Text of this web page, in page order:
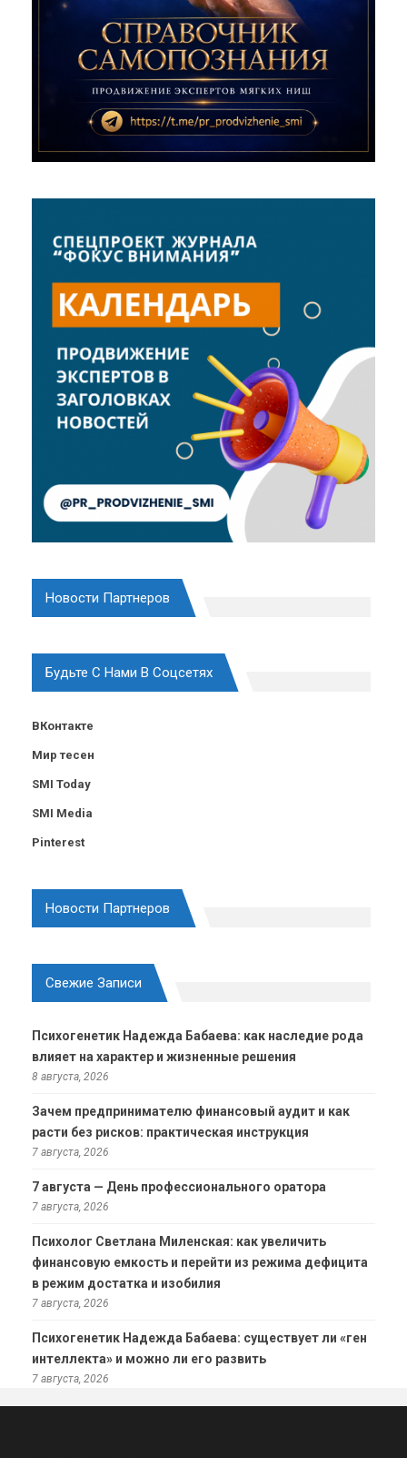
Новости Партнеров
Будьте С Нами В Соцсетях
ВКонтакте
Мир тесен
SMI Today
SMI Media
Pinterest
Новости Партнеров
Свежие Записи
Психогенетик Надежда Бабаева: как наследие рода
влияет на характер и жизненные решения
8 августа, 2026
Зачем предпринимателю финансовый аудит и как
расти без рисков: практическая инструкция
7 августа, 2026
7 августа — День профессионального оратора
7 августа, 2026
Психолог Светлана Миленская: как увеличить
финансовую емкость и перейти из режима дефицита
в режим достатка и изобилия
7 августа, 2026
Психогенетик Надежда Бабаева: существует ли «ген
интеллекта» и можно ли его развить
7 августа, 2026